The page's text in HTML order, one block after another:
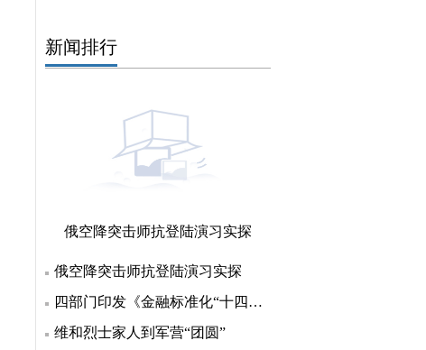
新闻排行
俄空降突击师抗登陆演习实探
俄空降突击师抗登陆演习实探
四部门印发《金融标准化“十四五”发展规划》 明确七方
维和烈士家人到军营“团圆”